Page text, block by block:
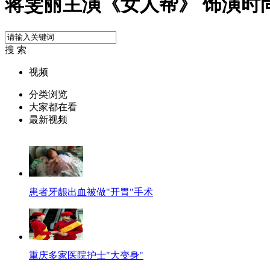
蒋雯丽主演《女人帮》 饰演时
搜 索
视频
分类浏览
大家都在看
最新视频
患者牙龈出血被做"开胃"手术
重庆多家医院护士"大变身"